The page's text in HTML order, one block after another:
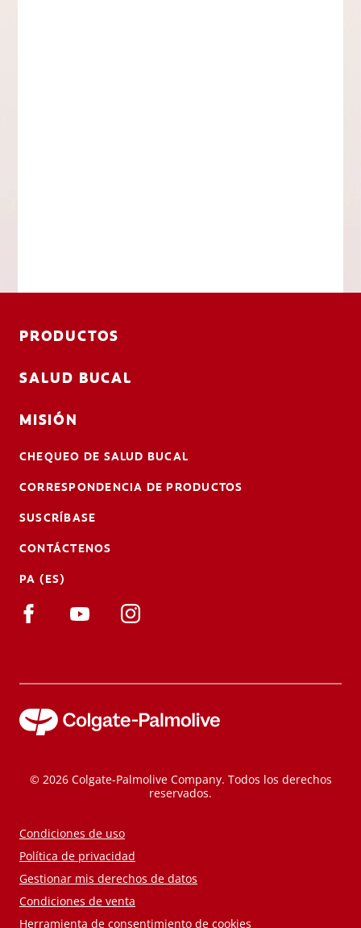
PRODUCTOS
SALUD BUCAL
MISIÓN
CHEQUEO DE SALUD BUCAL
CORRESPONDENCIA DE PRODUCTOS
SUSCRÍBASE
CONTÁCTENOS
PA (ES)
© 2026 Colgate-Palmolive Company. Todos los derechos
reservados.
Condiciones de uso
Política de privacidad
Gestionar mis derechos de datos
Condiciones de venta
Herramienta de consentimiento de cookies